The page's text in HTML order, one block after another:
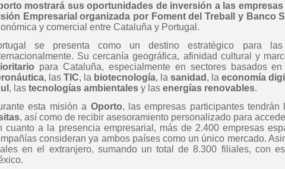
mostrará sus oportunidades de inversión a las
Empresarial organizada por Foment del Treball y Banco
y comercial entre Cataluña y Portugal.
se presenta como un destino estratégico para
Su cercanía geográfica, afinidad cultural y
para Cataluña, especialmente en sectores basados en
, las TIC, la biotecnología, la sanidad , la economía
, las tecnologías ambientales y las energías renovables.
esta misión a Oporto, las empresas participantes
, así como de recibir asesoramiento personalizado para
cuanto a la presencia empresarial, más de 2.400 empresas
consideran ya ambos países como un único mercado.
en el extranjero, sumando un total de 8.300 filiales, con